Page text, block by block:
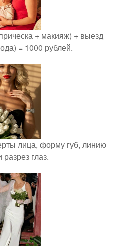
+ макияж) + выезд
= 1000 рублей.
лица, форму губ, линию
разрез глаз.